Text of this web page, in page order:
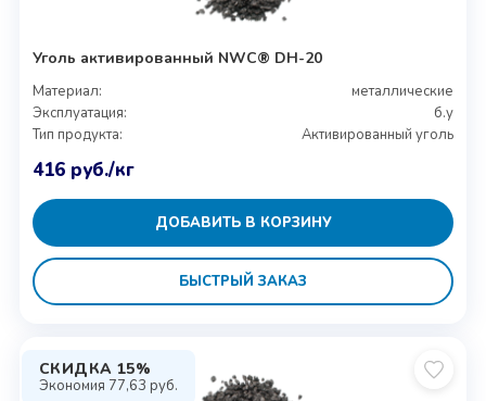
Уголь активированный NWC® DH-20
Материал:
металлические
Эксплуатация:
б.у
Тип продукта:
Активированный уголь
416 руб./кг
ДОБАВИТЬ В КОРЗИНУ
БЫСТРЫЙ ЗАКАЗ
СКИДКА 15%
Экономия 77,63 руб.